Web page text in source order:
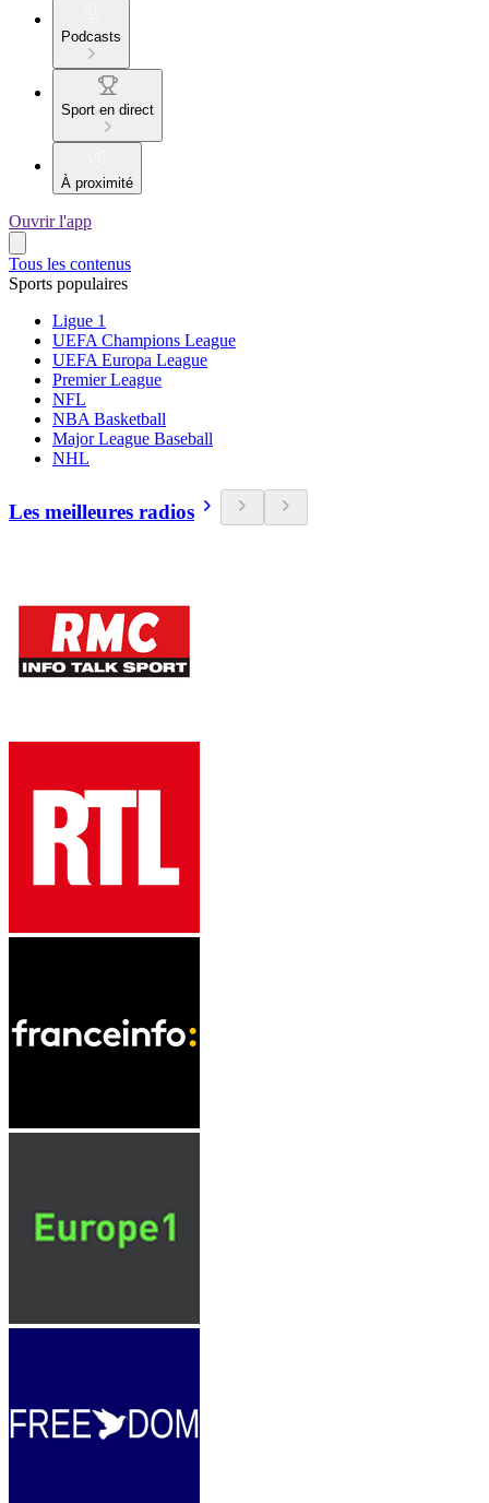
Podcasts
Sport en direct
À proximité
Ouvrir l'app
Tous les contenus
Sports populaires
Ligue 1
UEFA Champions League
UEFA Europa League
Premier League
NFL
NBA Basketball
Major League Baseball
NHL
Les meilleures radios